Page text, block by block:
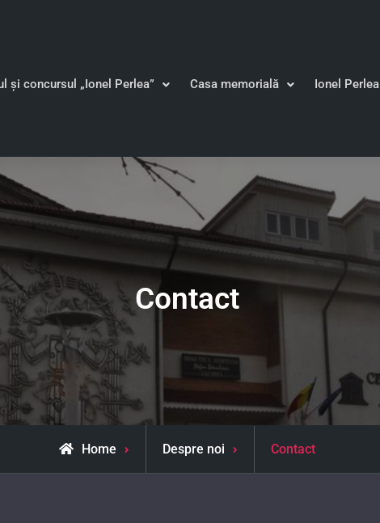
și concursul „Ionel Perlea” Casa memorială Ionel Perlea
Contact
Home Despre noi Contact